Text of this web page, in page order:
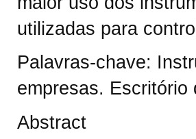
utilizadas para
Palavras-chave:
empresas. Escritório
Abstract